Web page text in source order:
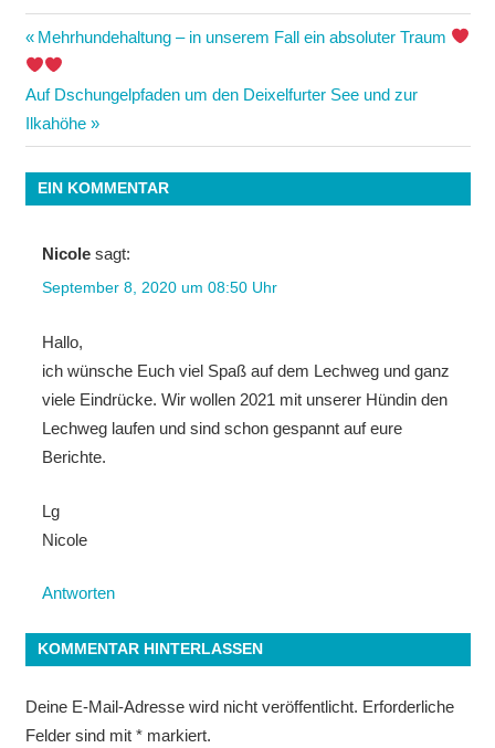
Beitrags-
Navigation
Vorheriger
Beitrag:
Mehrhundehaltung – in unserem Fall ein absoluter Traum
Nächster
Beitrag:
Auf Dschungelpfaden um den Deixelfurter See und zur
Ilkahöhe
EIN KOMMENTAR
Nicole sagt:
September 8, 2020 um 08:50 Uhr
Hallo,
ich wünsche Euch viel Spaß auf dem Lechweg und ganz
viele Eindrücke. Wir wollen 2021 mit unserer Hündin den
Lechweg laufen und sind schon gespannt auf eure
Berichte.
Lg
Nicole
Antworten
KOMMENTAR HINTERLASSEN
Deine E-Mail-Adresse wird nicht veröffentlicht. Erforderliche
Felder sind mit *markiert.